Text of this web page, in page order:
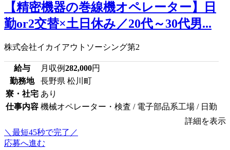
【精密機器の巻線機オペレーター】日
勤or2交替×土日休み／20代～30代男...
株式会社イカイアウトソーシング第2
給与 月収例282,000円
勤務地
長野県 松川町
寮・社宅 あり
仕事内容 機械オペレーター・検査 / 電子部品系工場 / 日勤
詳細を表示
＼最短45秒で完了／
応募へ進む